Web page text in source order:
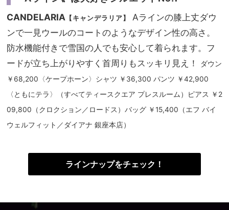
CANDELARIA 【キャンデラリア】
Aラインの膝上丈ダウ
ンで一見ウールのコートのようなデザイン性の高さ。
防水機能付きで雪国の人でも安心して着られます。フ
ードが立ち上がりやすく首周りもスッキリ見え！
ダウン
￥68,200〈ケープホーン〉シャツ ￥36,300 パンツ ￥42,900
〈ともにテラ〉（すべてティースクエア プレスルーム）ピアス ￥2
09,800（クロクション／ロードス）バッグ ￥15,400（エフ バイ
ウェルフィット／ダイアナ 銀座本店）
ラインナップをチェック！